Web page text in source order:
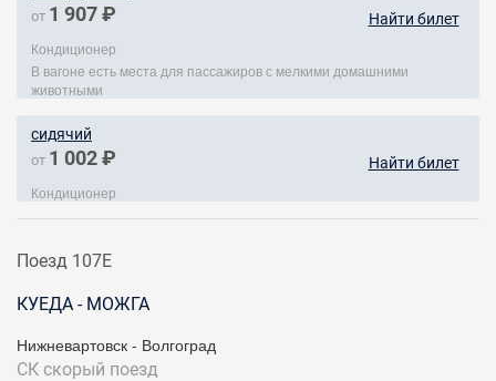
от 1 907 ₽ Найти билет
Кондиционер
В вагоне есть места для пассажиров с мелкими домашними
животными
сидячий
от 1 002 ₽ Найти билет
Кондиционер
Поезд 107Е
КУЕДА - МОЖГА
Нижневартовск - Волгоград
СК скорый поезд